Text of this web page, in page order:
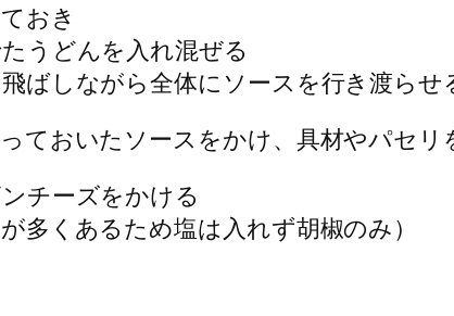
おき
うどんを入れ混ぜる
ばしながら全体にソースを行き渡らせ
ておいたソースをかけ、具材やパセリ
チーズをかける
多くあるため塩は入れず胡椒のみ）